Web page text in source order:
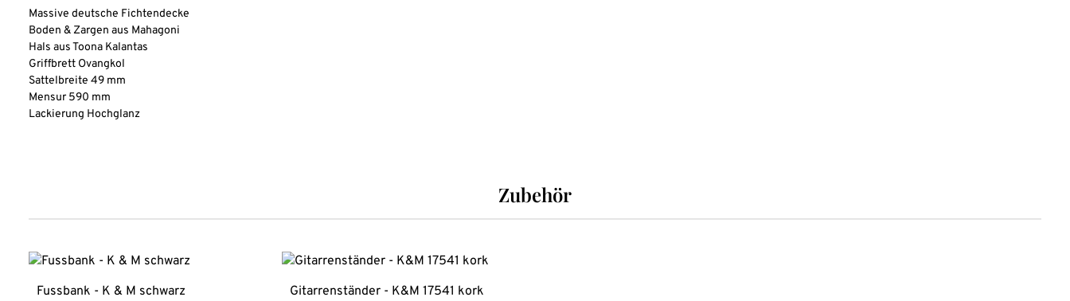
Massive deutsche Fichtendecke
Boden & Zargen aus Mahagoni
Hals aus Toona Kalantas
Griffbrett Ovangkol
Sattelbreite 49 mm
Mensur 590 mm
Lackierung Hochglanz
Zubehör
Produktgalerie überspringen
Fussbank - K & M schwarz
Gitarrenständer - K&M 17541 kork